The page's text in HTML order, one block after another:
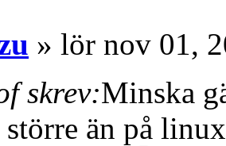
» lör nov 01,
skrev:Minska
än på